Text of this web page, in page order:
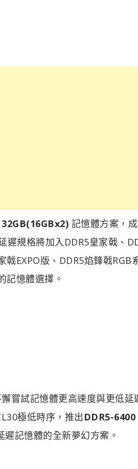
記憶體方案，
規格將加入DDR5皇家戟、
EXPO版、DDR5焰鋒戟RGB
記憶體選擇。
嘗試記憶體更高速度與更低延
極低時序，推出 DDR5-
記憶體的全新夢幻方案。